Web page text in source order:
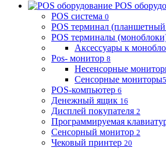
POS
POS система 0
POS терминал
POS терминалы
Аксессуары к
Pos- монитор 8
Несенсорные
Сенсорные мониторы5
POS-компьютер 6
Денежный ящик 16
Дисплей покупателя 2
Программируемая
Сенсорный монитор 2
Чековый принтер 20